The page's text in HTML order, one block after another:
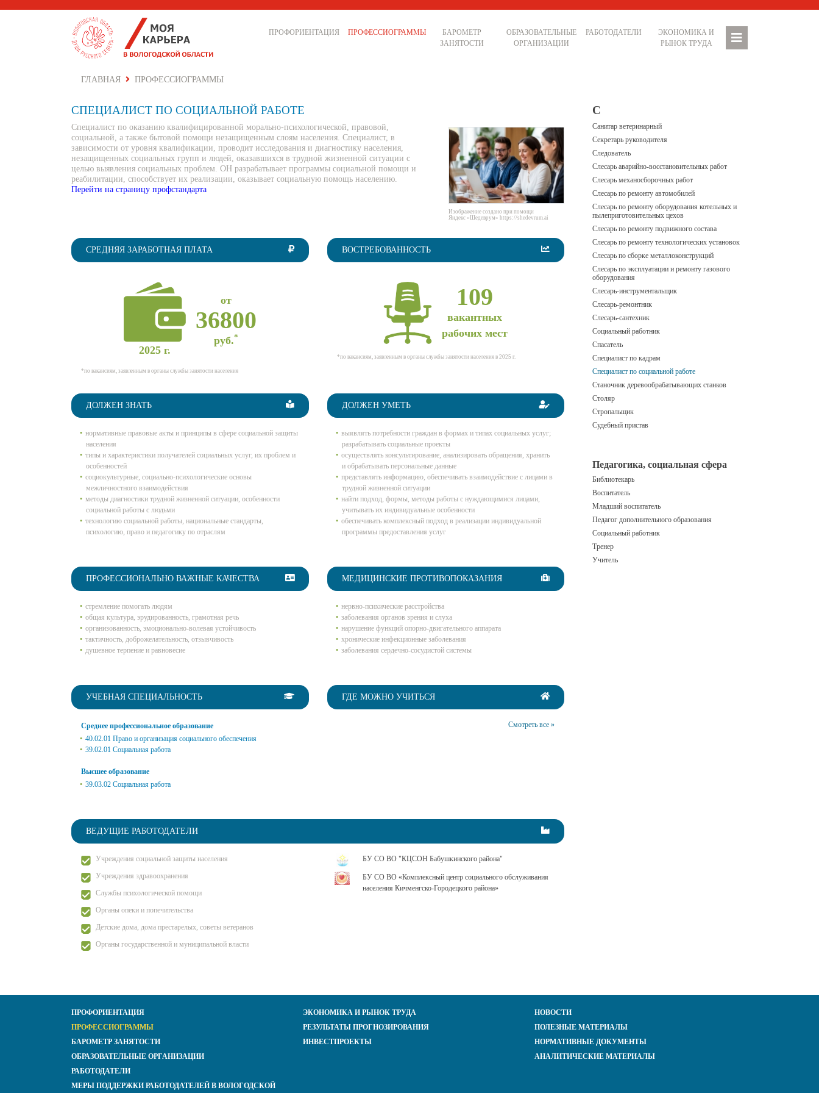
ПРОФОРИЕНТАЦИЯ ПРОФЕССИОГРАММЫ
БАРОМЕТР
ЗАНЯТОСТИ
ОБРАЗОВАТЕЛЬНЫЕ
ОРГАНИЗАЦИИ
РАБОТОДАТЕЛИ
ЭКОНОМИКА И
РЫНОК ТРУДА
ГЛАВНАЯ ПРОФЕССИОГРАММЫ
С
Санитар ветеринарный
Секретарь руководителя
Следователь
Слесарь аварийно-восстановительных работ
Слесарь механосборочных работ
Слесарь по ремонту автомобилей
Слесарь по ремонту оборудования котельных и
пылеприготовительных цехов
Слесарь по ремонту подвижного состава
Слесарь по ремонту технологических установок
Слесарь по сборке металлоконструкций
Слесарь по эксплуатации и ремонту газового
оборудования
Слесарь-инструментальщик
Слесарь-ремонтник
Слесарь-сантехник
Социальный работник
Спасатель
Специалист по кадрам
Специалист по социальной работе
Станочник деревообрабатывающих станков
Столяр
Стропальщик
Судебный пристав
Педагогика, социальная сфера
Библиотекарь
Воспитатель
Младший воспитатель
Педагог дополнительного образования
Социальный работник
Тренер
Учитель
СПЕЦИАЛИСТ ПО СОЦИАЛЬНОЙ РАБОТЕ
Изображение создано при помощи
Яндекс «Шедеврум» https://shedevrum.ai
Специалист по оказанию квалифицированной морально-психологической, правовой,
социальной, а также бытовой помощи незащищенным слоям населения. Специалист, в
зависимости от уровня квалификации, проводит исследования и диагностику населения,
незащищенных социальных групп и людей, оказавшихся в трудной жизненной ситуации с
целью выявления социальных проблем. ОН разрабатывает программы социальной помощи и
реабилитации, способствует их реализации, оказывает социальную помощь населению.
Перейти на страницу профстандарта
СРЕДНЯЯ ЗАРАБОТНАЯ ПЛАТА
2025 г.
от
36800
руб.*
*по вакансиям, заявленным в органы службы занятости населения
ВОСТРЕБОВАННОСТЬ
109
вакантных
рабочих мест
*по вакансиям, заявленным в органы службы занятости населения в 2025 г.
ДОЛЖЕН ЗНАТЬ
нормативные правовые акты и принципы в сфере социальной защиты
населения
типы и характеристики получателей социальных услуг, их проблем и
особенностей
социокультурные, социально-психологические основы
межличностного взаимодействия
методы диагностики трудной жизненной ситуации, особенности
социальной работы с людьми
технологию социальной работы, национальные стандарты,
психологию, право и педагогику по отраслям
ДОЛЖЕН УМЕТЬ
выявлять потребности граждан в формах и типах социальных услуг;
разрабатывать социальные проекты
осуществлять консультирование, анализировать обращения, хранить
и обрабатывать персональные данные
представлять информацию, обеспечивать взаимодействие с лицами в
трудной жизненной ситуации
найти подход, формы, методы работы с нуждающимися лицами,
учитывать их индивидуальные особенности
обеспечивать комплексный подход в реализации индивидуальной
программы предоставления услуг
ПРОФЕССИОНАЛЬНО ВАЖНЫЕ КАЧЕСТВА
стремление помогать людям
общая культура, эрудированность, грамотная речь
организованность, эмоционально-волевая устойчивость
тактичность, доброжелательность, отзывчивость
душевное терпение и равновесие
МЕДИЦИНСКИЕ ПРОТИВОПОКАЗАНИЯ
нервно-психические расстройства
заболевания органов зрения и слуха
нарушение функций опорно-двигательного аппарата
хронические инфекционные заболевания
заболевания сердечно-сосудистой системы
УЧЕБНАЯ СПЕЦИАЛЬНОСТЬ
Среднее профессиональное образование
40.02.01 Право и организация социального обеспечения
39.02.01 Социальная работа
Высшее образование
39.03.02 Социальная работа
ГДЕ МОЖНО УЧИТЬСЯ
Смотреть все »
ВЕДУЩИЕ РАБОТОДАТЕЛИ
Учреждения социальной защиты населения
Учреждения здравоохранения
Службы психологической помощи
Органы опеки и попечительства
Детские дома, дома престарелых, советы ветеранов
Органы государственной и муниципальной власти
БУ СО ВО "КЦСОН Бабушкинского района"
БУ СО ВО «Комплексный центр социального обслуживания
населения Кичменгско-Городецкого района»
ПРОФОРИЕНТАЦИЯ
ПРОФЕССИОГРАММЫ
БАРОМЕТР ЗАНЯТОСТИ
ОБРАЗОВАТЕЛЬНЫЕ ОРГАНИЗАЦИИ
РАБОТОДАТЕЛИ
МЕРЫ ПОДДЕРЖКИ РАБОТОДАТЕЛЕЙ В ВОЛОГОДСКОЙ
ЭКОНОМИКА И РЫНОК ТРУДА
РЕЗУЛЬТАТЫ ПРОГНОЗИРОВАНИЯ
ИНВЕСТПРОЕКТЫ
НОВОСТИ
ПОЛЕЗНЫЕ МАТЕРИАЛЫ
НОРМАТИВНЫЕ ДОКУМЕНТЫ
АНАЛИТИЧЕСКИЕ МАТЕРИАЛЫ